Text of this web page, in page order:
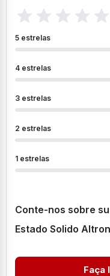
5 estrelas
4 estrelas
3 estrelas
2 estrelas
1 estrelas
Conte-nos sobre
Estado Solido
Faça